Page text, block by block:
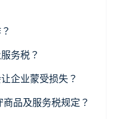
务税？
企业蒙受损失？
品及服务税规定？